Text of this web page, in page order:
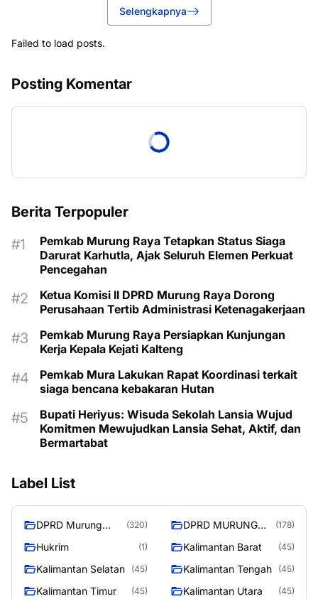
Selengkapnya
Failed to load posts.
Posting Komentar
Berita Terpopuler
Pemkab Murung Raya Tetapkan Status Siaga
Darurat Karhutla, Ajak Seluruh Elemen Perkuat
Pencegahan
Ketua Komisi II DPRD Murung Raya Dorong
Perusahaan Tertib Administrasi Ketenagakerjaan
Pemkab Murung Raya Persiapkan Kunjungan
Kerja Kepala Kejati Kalteng
Pemkab Mura Lakukan Rapat Koordinasi terkait
siaga bencana kebakaran Hutan
Bupati Heriyus: Wisuda Sekolah Lansia Wujud
Komitmen Mewujudkan Lansia Sehat, Aktif, dan
Bermartabat
Label List
DPRD Murung
(320)
DPRD MURUNG
(178)
Hukrim (1) Kalimantan Barat (45)
Kalimantan Selatan (45) Kalimantan Tengah (45)
Kalimantan Timur (45) Kalimantan Utara (45)